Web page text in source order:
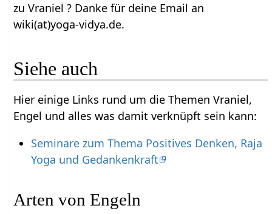
zu Vraniel ? Danke für deine Email an
wiki(at)yoga-vidya.de.
Siehe auch
Hier einige Links rund um die Themen Vraniel,
Engel und alles was damit verknüpft sein kann:
Seminare zum Thema Positives Denken, Raja
Yoga und Gedankenkraft
Arten von Engeln